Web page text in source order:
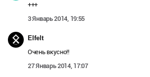
+++
3 Январь 2014, 19:55
Elfelt
Очень вкусно!!
27 Январь 2014, 17:07